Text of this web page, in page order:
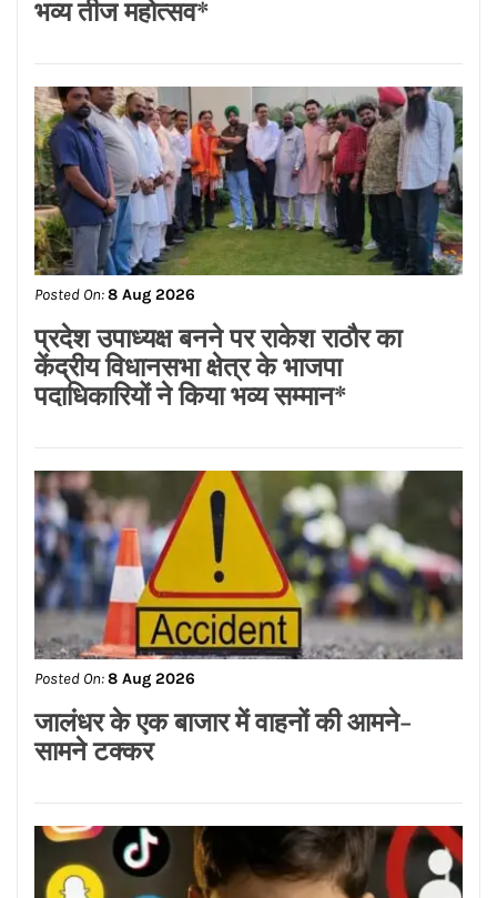
Posted On: 8 Aug 2026
ਡਾ.ਐਸ.ਪੀ.ਸਿੰਘ ਓਬਰਾਏ ਦੇ ਯਤਨਾਂ ਸਦਕਾ
ਅਸ਼ੋਕ ਕੁਮਾਰ ਦਾ ਮ੍ਰਿਤਕ ਸਰੀਰ ਗਰੀਸ ਤੋਂ
ਭਾਰਤ ਪਹੁੰਚਿਆ
Posted On:8 Aug 2026
लायंस क्लब जालंधर’ ने लायंस भवन में मनाया
भव्य तीज महोत्सव*